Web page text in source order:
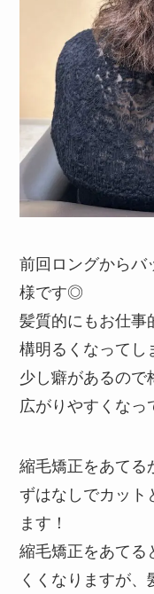
前回ロングからバ
様です◎
髪質的にもお仕
構明るくなってし
少し癖があるので
広がりやすくなっ
縮毛矯正をあてる
ずはなしでカット
ます！
縮毛矯正をあてる
くくなりますが